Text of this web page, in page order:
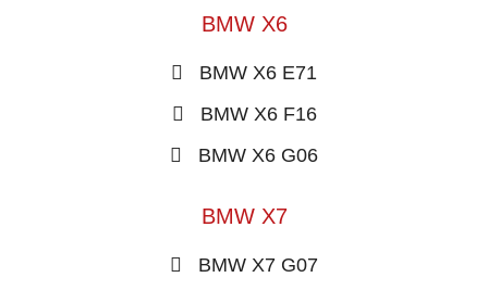
BMW X6
BMW X6 E71
BMW X6 F16
BMW X6 G06
BMW X7
BMW X7 G07